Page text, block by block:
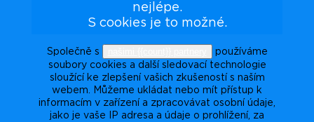
nejlépe.
S cookies je to možné.
Společně s
používáme
soubory cookies a další sledovací technologie
sloužící ke zlepšení vašich zkušeností s naším
webem. Můžeme ukládat nebo mít přístup k
informacím v zařízení a zpracovávat osobní údaje,
jako je vaše IP adresa a údaje o prohlížení, za